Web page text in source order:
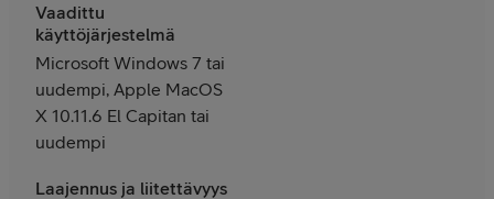
Vaadittu
käyttöjärjestelmä
Microsoft Windows 7 tai
uudempi, Apple MacOS
X 10.11.6 El Capitan tai
uudempi
Laajennus ja liitettävyys